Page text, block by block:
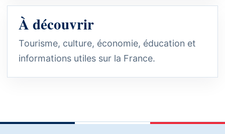
À découvrir
Tourisme, culture, économie, éducation et
informations utiles sur la France.